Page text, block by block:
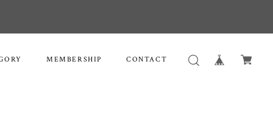
MEMBERSHIP CONTACT